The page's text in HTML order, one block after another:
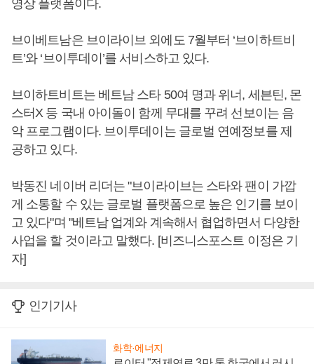
영상 플랫폼이다.
브이베트남은 브이라이브 외에도 7월부터 ‘브이하트비
트’와 ‘브이투데이’를 서비스하고 있다.
브이하트비트는 베트남 스타 50여 명과 위너, 세븐틴, 몬
스터X 등 국내 아이돌이 함께 무대를 꾸려 선보이는 음
악 프로그램이다. 브이투데이는 글로벌 연예정보를 제
공하고 있다.
박동진 네이버 리더는 "브이라이브는 스타와 팬이 가깝
게 소통할 수 있는 글로벌 플랫폼으로 높은 인기를 보이
고 있다"며 "베트남 업계와 계속해서 협업하면서 다양한
사업을 할 것이라고 말했다. [비즈니스포스트 이정은 기
자]
인기기사
화학·에너지